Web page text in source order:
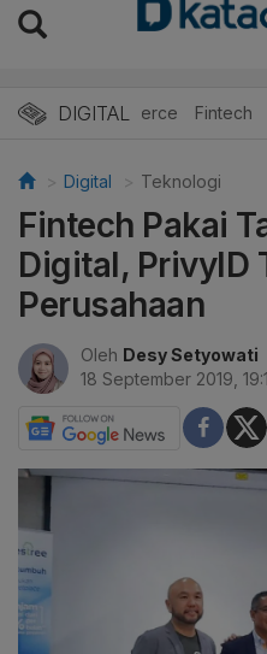
DIGITAL
E-Commerce Fintech
Digital Teknologi
Fintech Pakai
Digital, PrivyID
Perusahaan
Oleh Desy Setyowati
18 September 2019,